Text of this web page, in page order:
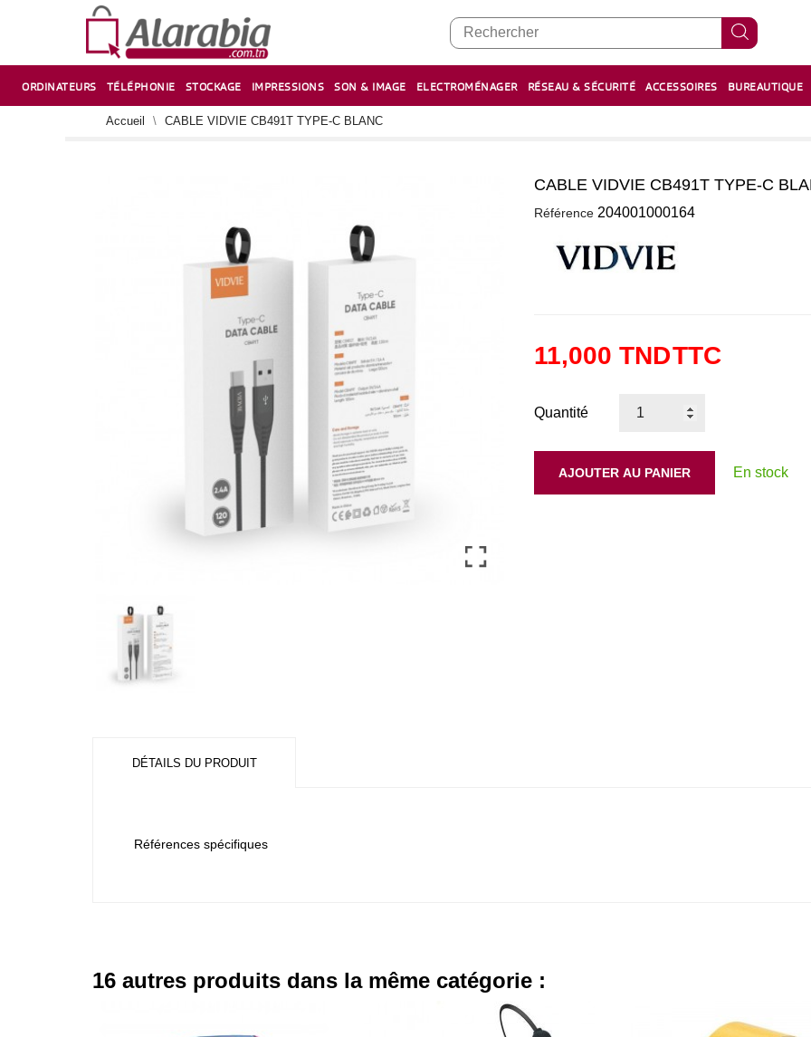
ORDINATEURS TÉLÉPHONIE STOCKAGE IMPRESSIONS SON & IMAGE ELECTROMÉNAGER RÉSEAU & SÉCURITÉ ACCESSOIRES BUREAUTIQUE
Accueil CABLE VIDVIE CB491T TYPE-C BLANC
CABLE VIDVIE CB491T TYPE-C
Référence 204001000164
11,000 TNDTTC
Quantité
AJOUTER AU PANIER En stock
DÉTAILS DU PRODUIT
Références spécifiques
16 autres produits dans la même catégorie :